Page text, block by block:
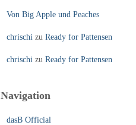
Von Big Apple und Peaches
chrischi zu Ready for Pattensen
chrischi zu Ready for Pattensen
Navigation
dasB Official